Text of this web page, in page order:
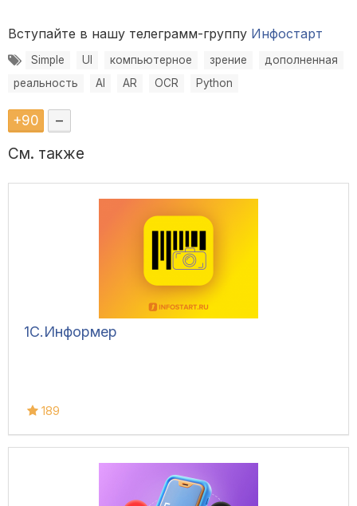
Вступайте в нашу телеграмм-группу Инфостарт
Simple UI компьютерное зрение
дополненная
реальность
AI AR OCR Python
+90 –
См. также
1С.Информер
189